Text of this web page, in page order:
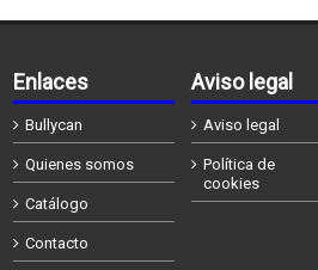
Enlaces
Bullycan
Quienes somos
Catálogo
Contacto
Aviso legal
Aviso legal
Política de
cookies